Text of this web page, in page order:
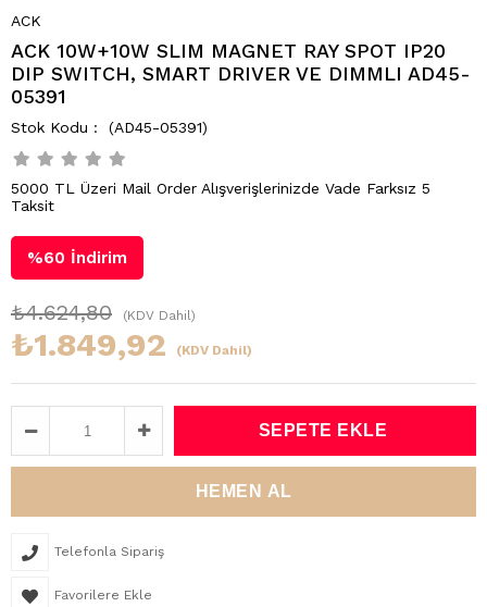
ACK
ACK 10W+10W SLIM MAGNET RAY SPOT IP20
DIP SWITCH, SMART DRIVER VE DIMMLI AD45-
05391
(AD45-05391)
5000 TL Üzeri Mail Order Alışverişlerinizde Vade Farksız 5
Taksit
%60 İndirim
₺4.624,80 (KDV Dahil)
₺1.849,92 (KDV Dahil)
Telefonla Sipariş
Favorilere Ekle